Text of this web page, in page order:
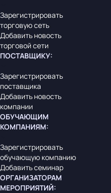
Зарегистрировать
торговую сеть
Добавить новость
торговой сети
ПОСТАВЩИКУ:
Зарегистрировать
поставщика
Добавить новость
компании
ОБУЧАЮЩИМ
КОМПАНИЯМ:
Зарегистрировать
обучающую компанию
Добавить семинар
ОРГАНИЗАТОРАМ
МЕРОПРИЯТИЙ: